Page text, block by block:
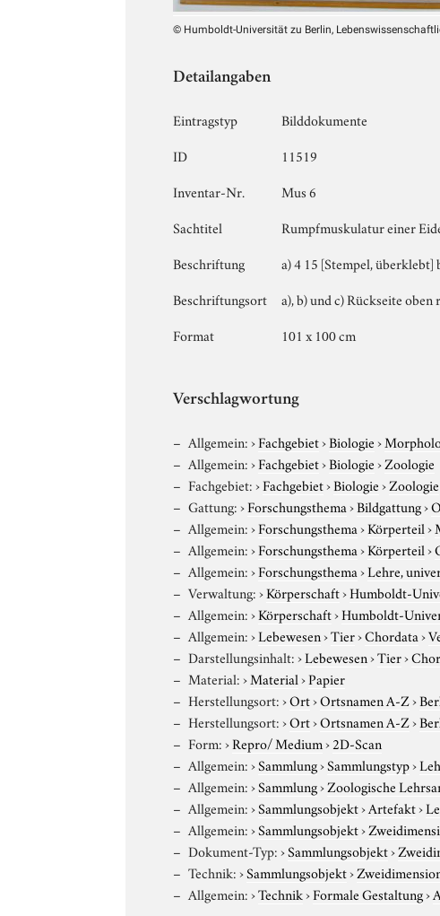
© Humboldt-Universität zu Berlin,
Detailangaben
Eintragstyp
Bilddokumente
ID
11519
Inventar-Nr.
Mus 6
Sachtitel
Rumpfmuskulatur einer
Beschriftung
a) 4 15 [Stempel,
Beschriftungsort
a), b) und c) Rückseite oben
Format
101 x 100 cm
Verschlagwortung
Allgemein:›Fachgebiet›Biologie›
Allgemein:›Fachgebiet›Biologie›Zoologie
Fachgebiet:›Fachgebiet›Biologie›Zoologie
Gattung:›Forschungsthema›Bildgattung›
Allgemein:›Forschungsthema›Körperteil›
Allgemein:›Forschungsthema›Körperteil›
Allgemein:›Forschungsthema›Lehre,
Verwaltung:›Körperschaft›Humboldt-
Allgemein:›Körperschaft›Humboldt-
Allgemein:›Lebewesen›Tier›Chordata›
Darstellungsinhalt:›Lebewesen›Tier›
Material:›Material›Papier
Herstellungsort:›Ort›Ortsnamen A-Z›
Herstellungsort:›Ort›Ortsnamen A-Z›
Form:›Repro/ Medium›2D-Scan
Allgemein:›Sammlung›Sammlungstyp›
Allgemein:›Sammlung›Zoologische
Allgemein:›Sammlungsobjekt›Artefakt›
Allgemein:›Sammlungsobjekt›
Dokument-Typ:›Sammlungsobjekt›
Technik:›Sammlungsobjekt›
Allgemein:›Technik›Formale Gestaltung›